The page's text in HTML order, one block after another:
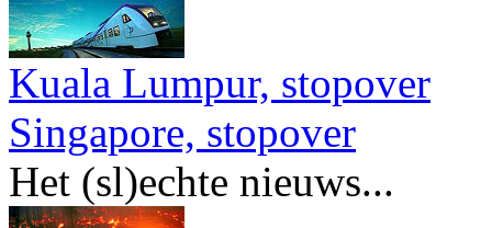
Kuala Lumpur, stopover
Singapore, stopover
Het (sl)echte nieuws...